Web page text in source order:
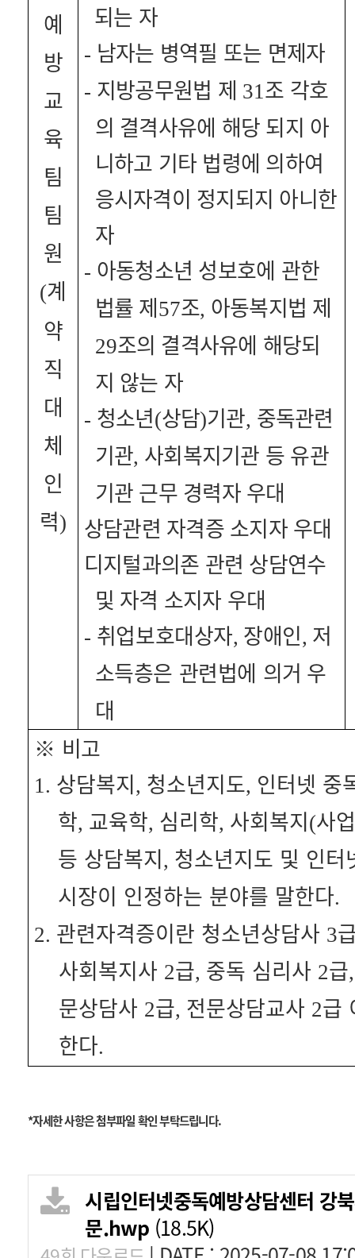
예
방
교
육
팀
팀
원
(계
약
직
대
체
인
력)
되는 자
- 남자는 병역필 또는 면제자
- 지방공무원법 제 31조 각호
의 결격사유에 해당 되지 아
니하고 기타 법령에 의하여
응시자격이 정지되지 아니한
자
- 아동청소년 성보호에 관한
법률 제57조, 아동복지법 제
29조의 결격사유에 해당되
지 않는 자
- 청소년(상담)기관, 중독관련
기관, 사회복지기관 등 유관
기관 근무 경력자 우대
상담관련 자격증 소지자 우대
디지털과의존 관련 상담연수
및 자격 소지자 우대
- 취업보호대상자, 장애인, 저
소득층은 관련법에 의거 우
대
※ 비고
1. 상담복지, 청소년지도, 인터넷 중
학, 교육학, 심리학, 사회복지(사
등 상담복지, 청소년지도 및 인
시장이 인정하는 분야를 말한다.
2. 관련자격증이란 청소년상담사 3
사회복지사 2급, 중독 심리사 2급
문상담사 2급, 전문상담교사 2급
한다.
*자세한 사항은 첨부파일 확인 부탁드립니다.
시립인터넷중독예방상담센터 강
문.hwp (18.5K)